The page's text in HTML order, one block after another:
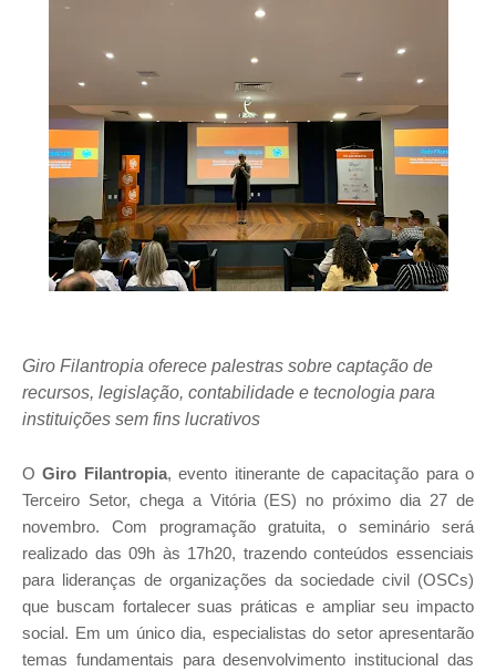
Giro Filantropia oferece palestras sobre captação de
recursos, legislação, contabilidade e tecnologia para
instituições sem fins lucrativos
OGiro Filantropia, evento itinerante de capacitação para o
Terceiro Setor, chega a Vitória (ES) no próximo dia 27 de
novembro. Com programação gratuita, o seminário será
realizado das 09h às 17h20, trazendo conteúdos essenciais
para lideranças de organizações da sociedade civil (OSCs)
que buscam fortalecer suas práticas e ampliar seu impacto
social. Em um único dia, especialistas do setor apresentarão
temas fundamentais para desenvolvimento institucional das